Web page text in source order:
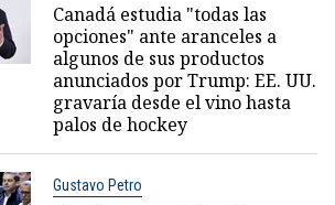
Canadá estudia "todas las
opciones" ante aranceles a
algunos de sus productos
anunciados por Trump: EE. UU.
gravaría desde el vino hasta
palos de hockey
Gustavo Petro